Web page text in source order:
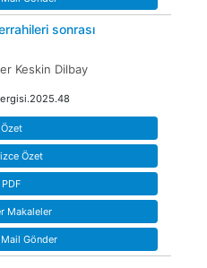
sonrası
Keskin Dilbay
Özet
PDF
Makaleler
Gönder